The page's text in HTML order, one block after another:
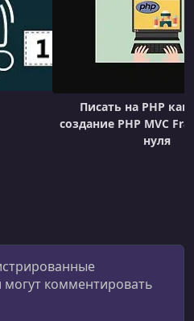
Писать на PHP
создание PHP MVC
нуля